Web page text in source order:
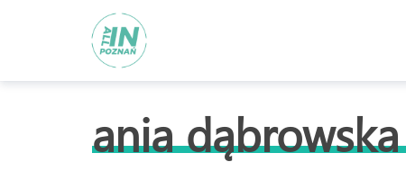
ania dąbrowska